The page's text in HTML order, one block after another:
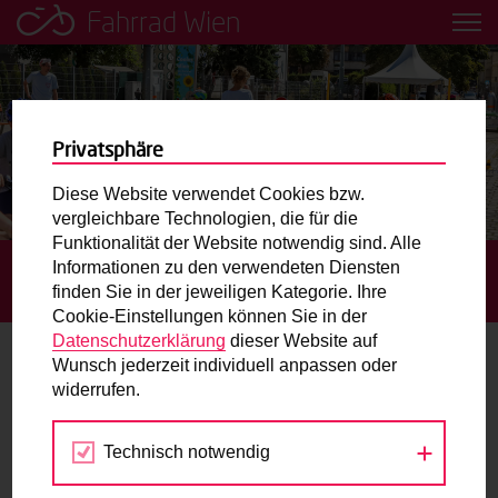
Fahrrad Wien
Leih dir einfach ein Transportfahrrad in deiner Nähe aus!
Mobilitätsbildung für Kinder und
Jugendliche
Radweg-Projektkarte
Routenplaner
Mit dem Fahrrad in Wien unterwegs? Hier finden Sie die
beste Route.
Wunschbox
Sie haben ein Anliegen zum Radverkehr? Schreiben Sie
STARTSEITE AKTUELLES
SOMMER-RADWOCHEN FÜR
KIDS IM RAHMEN DER SUMMER CITY CAMPS
Sommer-Radwochen für Kids im
Rahmen der Summer City Camps
10.08.2022
Privatsphäre
Diese Website verwendet Cookies bzw.
vergleichbare Technologien, die für die
Funktionalität der Website notwendig sind. Alle
Informationen zu den verwendeten Diensten
finden Sie in der jeweiligen Kategorie. Ihre
Cookie-Einstellungen können Sie in der
Datenschutzerklärung dieser Website auf
Wunsch jederzeit individuell anpassen oder
widerrufen.
Technisch notwendig